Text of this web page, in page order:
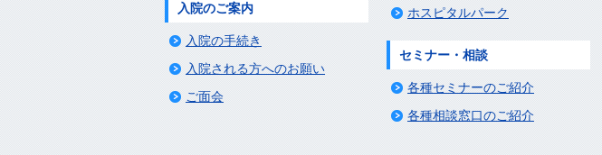
入院のご案内
入院の手続き
入院される方へのお願い
ご面会
ホスピタルパーク
セミナー・相談
各種セミナーのご紹介
各種相談窓口のご紹介